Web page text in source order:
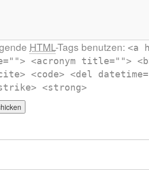
HTML-Tags benutzen: <a
<acronym title="">
<code> <del
<strong>